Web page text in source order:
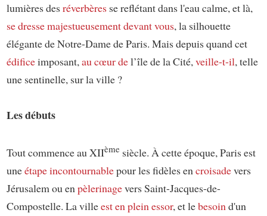
lumières desréverbèresse reflétant dans l'eau calme, et là,
se dresse majestueusement devant vous, la silhouette
élégante de Notre-Dame de Paris. Mais depuis quand cet
édificeimposant,au cœur del’île de la Cité,veille-t-il, telle
une sentinelle, sur la ville ?
Les débuts
Tout commence au XIIèmesiècle. À cette époque, Paris est
uneétape incontournablepour les fidèles encroisadevers
Jérusalem ou enpèlerinagevers Saint-Jacques-de-
Compostelle. La villeest en plein essor, et lebesoind'un